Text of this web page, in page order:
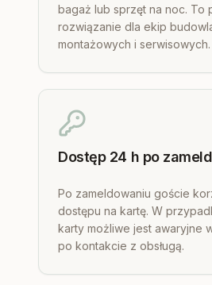
bagaż lub sprzęt na noc. To
rozwiązanie dla ekip
montażowych i serwisowych.
Dostęp 24 h po
Po zameldowaniu goście
dostępu na kartę. W
karty możliwe jest awaryjne
po kontakcie z obsługą.